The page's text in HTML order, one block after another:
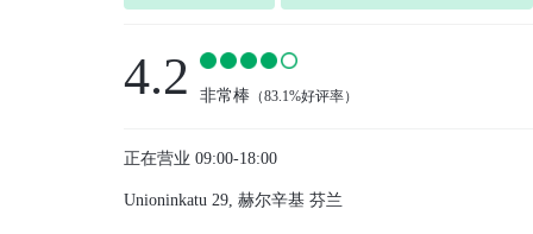
4.2 非常棒 （83.1%好评率）
正在营业 09:00-18:00
Unioninkatu 29, 赫尔辛基 芬兰